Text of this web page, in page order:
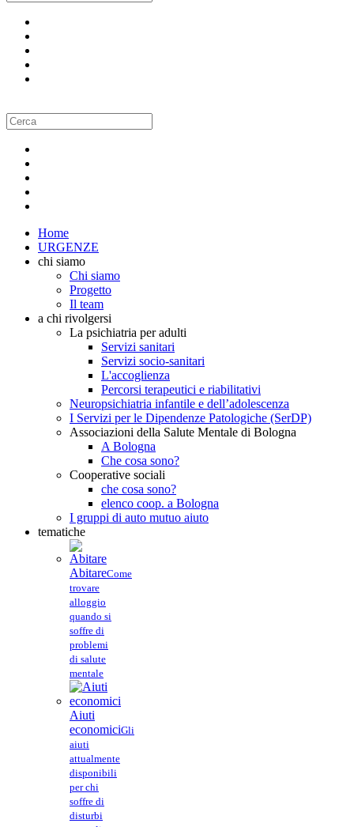
Home
URGENZE
chi siamo
Chi siamo
Progetto
Il team
a chi rivolgersi
La psichiatria per adulti
Servizi sanitari
Servizi socio-sanitari
L'accoglienza
Percorsi terapeutici e riabilitativi
Neuropsichiatria infantile e dell’adolescenza
I Servizi per le Dipendenze Patologiche (SerDP)
Associazioni della Salute Mentale di Bologna
A Bologna
Che cosa sono?
Cooperative sociali
che cosa sono?
elenco coop. a Bologna
I gruppi di auto mutuo aiuto
tematiche
AbitareCome
trovare
alloggio
quando si
soffre di
problemi
di salute
mentale
Aiuti
economiciGli
aiuti
attualmente
disponibili
per chi
soffre di
disturbi